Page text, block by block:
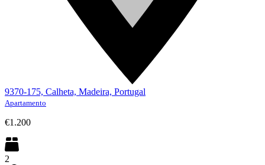
9370-175, Calheta, Madeira, Portugal
Apartamento
€1.200
2